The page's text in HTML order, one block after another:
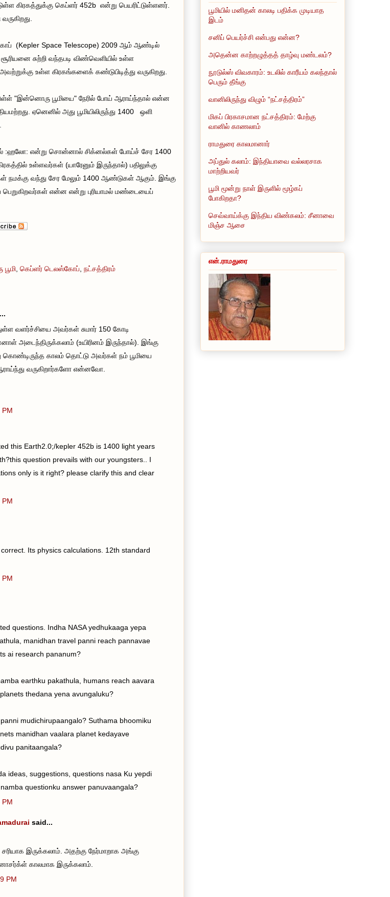
கிரகத்துக்கு கெப்ளர் 452b என்று பெயரிட்டுள்ளனர்.
(Kepler Space Telescope) 2009 ஆம் ஆண்டில்
சுற்றி வந்தபடி விண்வெளியில் உள்ள
உள்ள கிரகங்களைக் கண்டுபிடித்து வருகிறது.
"இன்னொரு பூமியை" நேரில் போய் ஆராய்ந்தால் என்ன
ஏனெனில் அது பூமியிலிருந்து 1400 ஒளி
:ஹலோ: என்று சொன்னால் சிக்னல்கள் போய்ச் சேர 1400
உள்ளவர்கள் (யாரேனும் இருந்தால்) பதிலுக்கு
வந்து சேர மேலும் 1400 ஆண்டுகள் ஆகும். இங்கு
பெறுகிறவர்கள் என்ன என்று புரியாமல் மண்டையைப்
கெப்ளர் டெலஸ்கோப் நட்சத்திரம்
வளர்ச்சியை அவர்கள் சுமார் 150 கோடி
அடைந்திருக்கலாம் (உயிரினம் இருந்தால்). இங்கு
கொண்டிருந்த காலம் தொட்டு அவர்கள் நம் பூமியை
வருகிறார்களோ என்னவோ.
PM
this Earth2.0;/kepler 452b is 1400 light years
question prevails with our youngsters.. I
only is it right? please clarify this and clear
PM
Its physics calculations. 12th standard
PM
questions. Indha NASA yedhukaaga yepa
manidhan travel panni reach pannavae
ai research pananum?
earthku pakathula, humans reach aavara
thedana yena avungaluku?
mudichirupaangalo? Suthama bhoomiku
manidhan vaalara planet kedayave
panitaangala?
ideas, suggestions, questions nasa Ku yepdi
questionku answer panuvaangala?
PM
said...
இருக்கலாம். அதற்கு நேர்மாறாக அங்கு
காலமாக இருக்கலாம்.
PM
பூமியில் மனிதன் காலடி பதிக்க முடியாத
இடம்
சனிப் பெயர்ச்சி என்பது என்ன?
அதென்ன காற்றழுத்தத் தாழ்வு மண்டலம்?
நூடுல்ஸ் விவகாரம்: உடலில் காரீயம் கலந்தால்
பெரும் தீங்கு
வானிலிருந்து விழும் “நட்சத்திரம்”
மிகப் பிரகாசமான நட்சத்திரம்: மேற்கு
வானில் காணலாம்
ராமதுரை காலமானார்
அப்துல் கலாம்: இந்தியாவை வல்லரசாக
மாற்றியவர்
பூமி மூன்று நாள் இருளில் மூழ்கப்
போகிறதா?
செவ்வாய்க்கு இந்திய விண்கலம்: சீனாவை
மிஞ்ச ஆசை
என்.ராமதுரை